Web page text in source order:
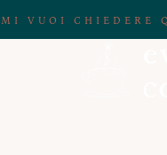
MI VUOI CHIEDERE